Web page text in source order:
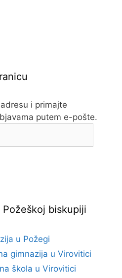
i primajte
putem e-pošte.
biskupiji
u Požegi
gimnazija u Virovitici
škola u Virovitici